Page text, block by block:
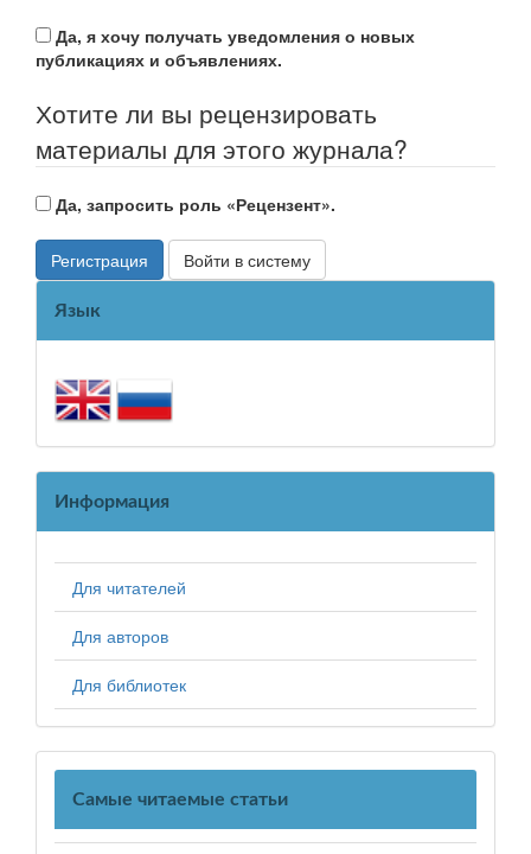
публикациях и объявлениях.
Хотите ли вы рецензировать
материалы для этого журнала?
Да, запросить роль «Рецензент».
Регистрация Войти в систему
Язык
Информация
Для читателей
Для авторов
Для библиотек
Самые читаемые статьи